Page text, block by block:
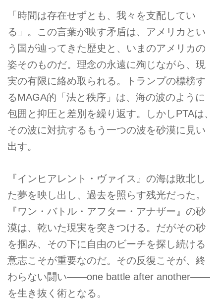
「時間は存在せずとも、我々を支配してい
る」。この言葉が映す矛盾は、アメリカとい
う国が辿ってきた歴史と、いまのアメリカの
姿そのものだ。理念の永遠に殉じながら、現
実の有限に絡め取られる。トランプの標榜す
るMAGA的「法と秩序」は、海の波のように
包囲と抑圧と差別を繰り返す。しかしPTAは、
その波に対抗するもう一つの波を砂漠に見い
出す。
『インヒアレント・ヴァイス』の海は敗北し
た夢を映し出し、過去を照らす残光だった。
『ワン・バトル・アフター・アナザー』の砂
漠は、乾いた現実を突きつける。だがその砂
を掴み、その下に自由のビーチを探し続ける
意志こそが重要なのだ。その反復こそが、終
わらない闘い——one battle after another——
を生き抜く術となる。